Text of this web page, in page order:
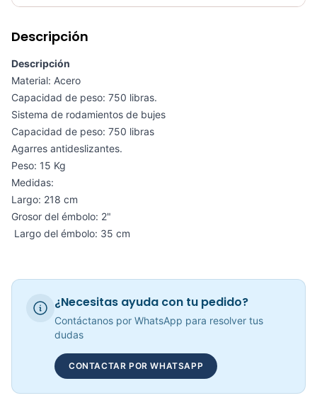
COP 975,497.00
Barra Olímpica 15KG Mujeres - Sport fitness 71326
Descripción
Descripción
Material: Acero
Capacidad de peso: 750 libras.
Sistema de rodamientos de bujes
Capacidad de peso: 750 libras
Agarres antideslizantes.
Peso: 15 Kg
Medidas:
Largo: 218 cm
Grosor del émbolo: 2"
Largo del émbolo: 35 cm
¿Necesitas ayuda con tu pedido?
Contáctanos por WhatsApp para resolver tus
dudas
CONTACTAR POR WHATSAPP